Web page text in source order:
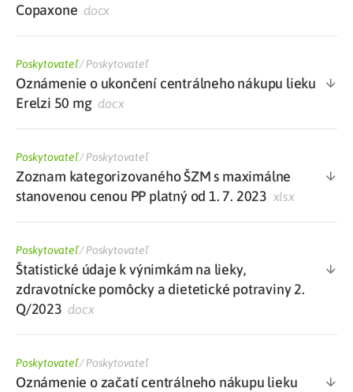
Copaxone docx
Poskytovateľ/Poskytovateľ
Oznámenie o ukončení centrálneho nákupu lieku
Erelzi 50 mgdocx
Poskytovateľ/Poskytovateľ
Zoznam kategorizovaného ŠZM s maximálne
stanovenou cenou PP platný od 1. 7. 2023 xlsx
Poskytovateľ/Poskytovateľ
Štatistické údaje k výnimkám na lieky,
zdravotnícke pomôcky a dietetické potraviny 2.
Q/2023 docx
Poskytovateľ/Poskytovateľ
Oznámenie o začatí centrálneho nákupu lieku